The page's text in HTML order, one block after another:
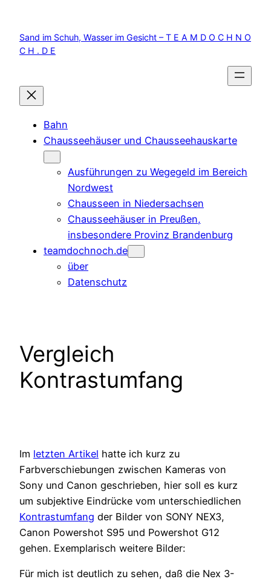
springen
Sand im Schuh, Wasser im Gesicht – T E A M D O C H N O
C H . D E
Bahn
Chausseehäuser und Chausseehauskarte
Ausführungen zu Wegegeld im Bereich
Nordwest
Chausseen in Niedersachsen
Chausseehäuser in Preußen,
insbesondere Provinz Brandenburg
teamdochnoch.de
über
Datenschutz
Vergleich
Kontrastumfang
Im letzten Artikel hatte ich kurz zu
Farbverschiebungen zwischen Kameras von
Sony und Canon geschrieben, hier soll es kurz
um subjektive Eindrücke vom unterschiedlichen
Kontrastumfang der Bilder von SONY NEX3,
Canon Powershot S95 und Powershot G12
gehen. Exemplarisch weitere Bilder:
Für mich ist deutlich zu sehen, daß die Nex 3-